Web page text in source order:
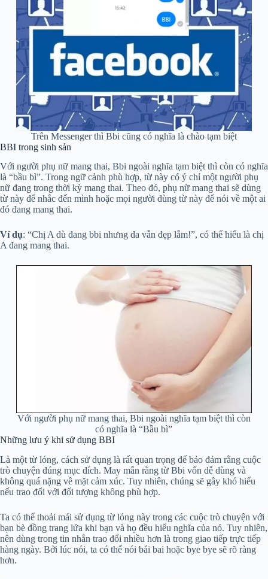
Trên Messenger thì Bbi cũng có nghĩa là chào tạm biệt
BBI trong sinh sản
Với người phụ nữ mang thai, Bbi ngoài nghĩa tạm biệt thì còn có nghĩa
là “bầu bì”. Trong ngữ cảnh phù hợp, từ này có ý chỉ một người phụ
nữ đang trong thời kỳ mang thai. Theo đó, phụ nữ mang thai sẽ dùng
từ này để nhắc đến mình hoặc mọi người dùng từ này để nói về một ai
đó đang mang thai.
Ví dụ: “Chị A dù đang bbi nhưng da vẫn đẹp lắm!”, có thể hiểu là chị
A đang mang thai.
Với người phụ nữ mang thai, Bbi ngoài nghĩa tạm biệt thì còn
có nghĩa là “Bầu bì”
Những lưu ý khi sử dụng BBI
Là một từ lóng, cách sử dụng là rất quan trọng để bảo đảm rằng cuộc
trò chuyện đúng mục đích. May mắn rằng từ Bbi vốn dễ dùng và
không quá nặng về mặt cảm xúc. Tuy nhiên, chúng sẽ gây khó hiểu
nếu trao đổi với đối tượng không phù hợp.
Ta có thể thoải mái sử dụng từ lóng này trong các cuộc trò chuyện với
bạn bè đồng trang lứa khi bạn và họ đều hiểu nghĩa của nó. Tuy nhiên,
nên dùng trong tin nhắn trao đổi nhiều hơn là trong giao tiếp trực tiếp
hàng ngày. Bởi lúc nói, ta có thể nói bái bai hoặc bye bye sẽ rõ ràng
hơn.